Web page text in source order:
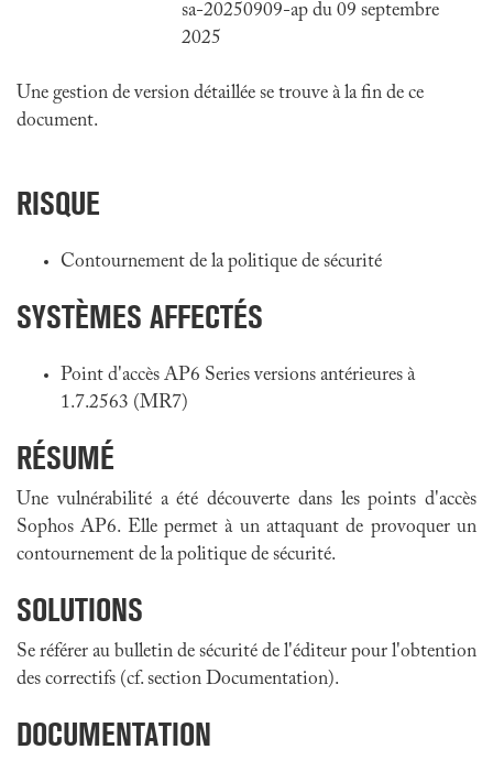
sa-20250909-ap du 09 septembre
2025
Une gestion de version détaillée se trouve à la fin de ce
document.
RISQUE
Contournement de la politique de sécurité
SYSTÈMES AFFECTÉS
Point d'accès AP6 Series versions antérieures à
1.7.2563 (MR7)
RÉSUMÉ
Une vulnérabilité a été découverte dans les points d'accès
Sophos AP6. Elle permet à un attaquant de provoquer un
contournement de la politique de sécurité.
SOLUTIONS
Se référer au bulletin de sécurité de l'éditeur pour l'obtention
des correctifs (cf. section Documentation).
DOCUMENTATION